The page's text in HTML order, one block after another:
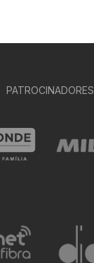
PATROCINADORES